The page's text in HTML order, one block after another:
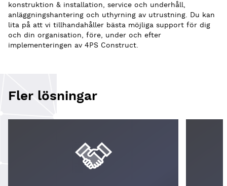
konstruktion & installation, service och underhåll,
anläggningshantering och uthyrning av utrustning. Du kan
lita på att vi tillhandahåller bästa möjliga support för dig
och din organisation, före, under och efter
implementeringen av 4PS Construct.
Fler lösningar